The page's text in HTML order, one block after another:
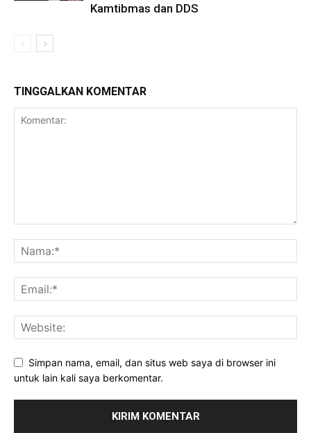
Kamtibmas dan DDS
TINGGALKAN KOMENTAR
Simpan nama, email, dan situs web saya di browser ini
untuk lain kali saya berkomentar.